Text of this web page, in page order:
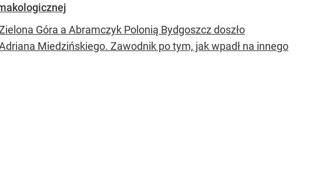
Góra a Abramczyk Polonią Bydgoszcz doszło
Miedzińskiego. Zawodnik po tym, jak wpadł na innego